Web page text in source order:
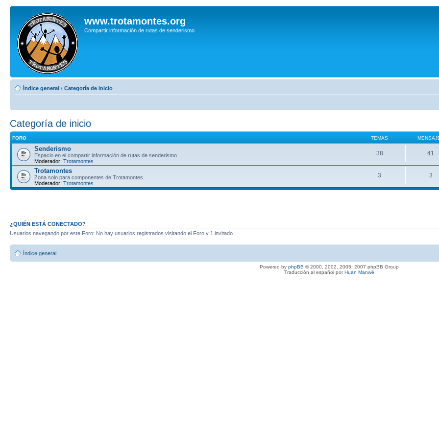
www.trotamontes.org
Compartir información de rutas de senderismo
Índice general ‹ Categoría de inicio
Categoría de inicio
FORO TEMAS
Senderismo
Espacio en el compartir información de rutas de senderismo.
Moderador: Trotamontes
38 41
Trotamontes
Zona solo para componentes de Trotamontes.
Moderador: Trotamontes
3 3
¿QUIÉN ESTÁ CONECTADO?
Usuarios navegando por este Foro: No hay usuarios registrados visitando el Foro y 1 invitado
Índice general
Powered by phpBB © 2000, 2002, 2005, 2007 phpBB Group
Traducción al español porHuan Manwë